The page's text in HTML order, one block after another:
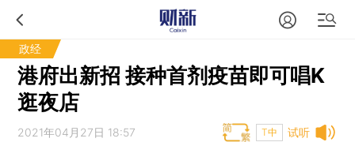
政经
港府出新招 接种首剂疫苗即可唱K
逛夜店
试听
2021年04月27日 18:57 T中